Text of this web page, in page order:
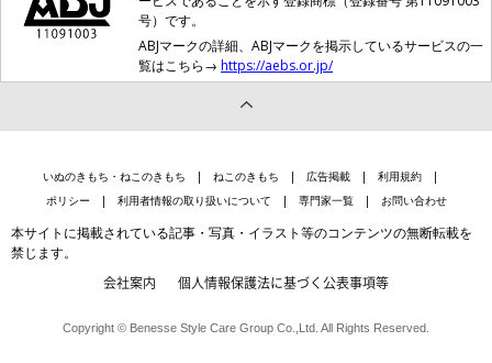
号）です。
ABJマークの詳細、ABJマークを掲示しているサービスの一
覧はこちら→ https://aebs.or.jp/
いぬのきもち・ねこのきもち ねこのきもち 広告掲載
利用規約
ポリシー
利用者情報の取り扱いについて 専門家一覧 お問い合わせ
本サイトに掲載されている記事・写真・イラスト等のコンテンツの無断転載を
禁じます。
会社案内 個人情報保護法に基づく公表事項等
Copyright © Benesse Style Care Group Co.,Ltd. All Rights Reserved.